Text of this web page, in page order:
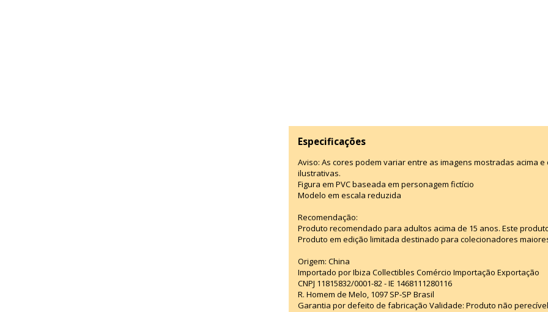
Especificações
Aviso: As cores podem variar entre as imagens mostradas acima
ilustrativas.
Figura em PVC baseada em personagem fictício
Modelo em escala reduzida
Recomendação:
Produto recomendado para adultos acima de 15 anos. Este
Produto em edição limitada destinado para colecionadores
Origem: China
Importado por Ibiza Collectibles Comércio Importação Exportação
CNPJ 11815832/0001-82 - IE 1468111280116
R. Homem de Melo, 1097 SP-SP Brasil
Garantia por defeito de fabricação Validade: Produto não